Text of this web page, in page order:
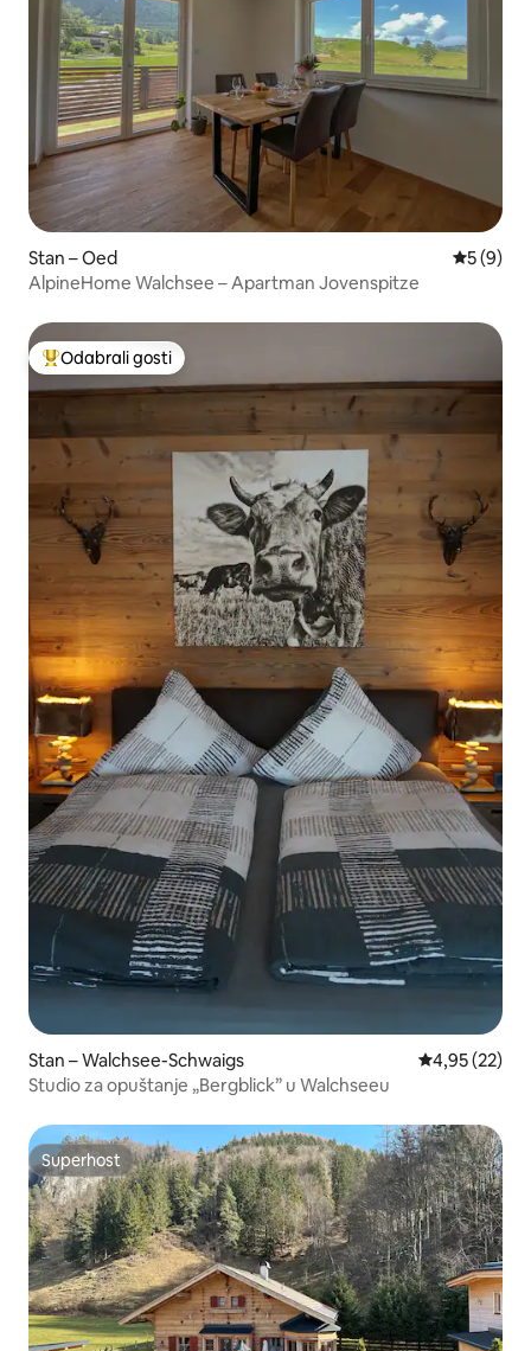
Stan – Oed
5 (9)
AlpineHome Walchsee – Apartman Jovenspitze
Među najviše rangiranima s oznakom „Odabrali gosti”
Odabrali gosti
Stan – Walchsee-Schwaigs Prosječna
4,95 (22)
Studio za opuštanje „Bergblick” u Walchseeu
Superhost
Superhost